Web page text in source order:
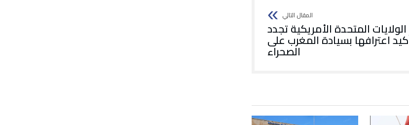
الولايات المتحدة الأمريكية تجدد
اعترافها بسيادة المغرب على
الصحراء